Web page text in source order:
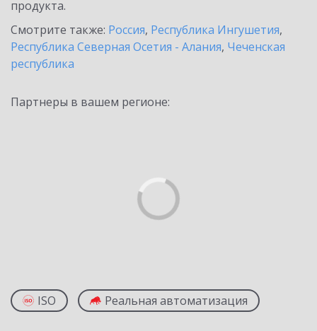
продукта.
Смотрите также: Россия, Республика Ингушетия,
Республика Северная Осетия - Алания, Чеченская
республика
Партнеры в вашем регионе:
ISO Реальная автоматизация